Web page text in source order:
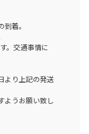
着。
。交通事情に
より上記の発送
ようお願い致し